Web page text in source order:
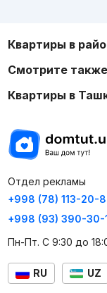
Квартиры в
Смотрите также
Квартиры в
Отдел рекламы
+998 (78) 113-20-
+998 (93) 390-30-
Пн-Пт. С 9:30 до
RU UZ